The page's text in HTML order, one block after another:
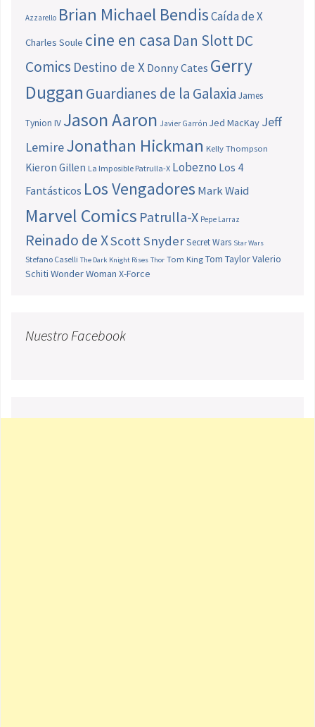
Azzarello Brian Michael BendisCaída de X
Charles Soule cine en casa Dan SlottDC
Comics Destino de X Donny Cates Gerry
Duggan Guardianes de la Galaxia James
Tynion IV Jason Aaron Javier Garrón Jed MacKay Jeff
LemireJonathan Hickman Kelly Thompson
Kieron Gillen La Imposible Patrulla-X Lobezno Los 4
Fantásticos Los Vengadores Mark Waid
Marvel Comics Patrulla-X Pepe Larraz
Reinado de XScott SnyderSecret Wars Star Wars
Stefano Caselli The Dark Knight Rises Thor Tom King Tom TaylorValerio
Schiti Wonder Woman X-Force
Nuestro Facebook